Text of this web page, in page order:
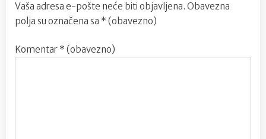
Vaša adresa e-pošte neće biti objavljena. Obavezna
polja su označena sa * (obavezno)
Komentar * (obavezno)